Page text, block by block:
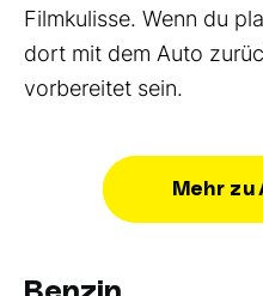
Filmkulisse. Wenn du
dort mit dem Auto
vorbereitet sein.
Mehr zu